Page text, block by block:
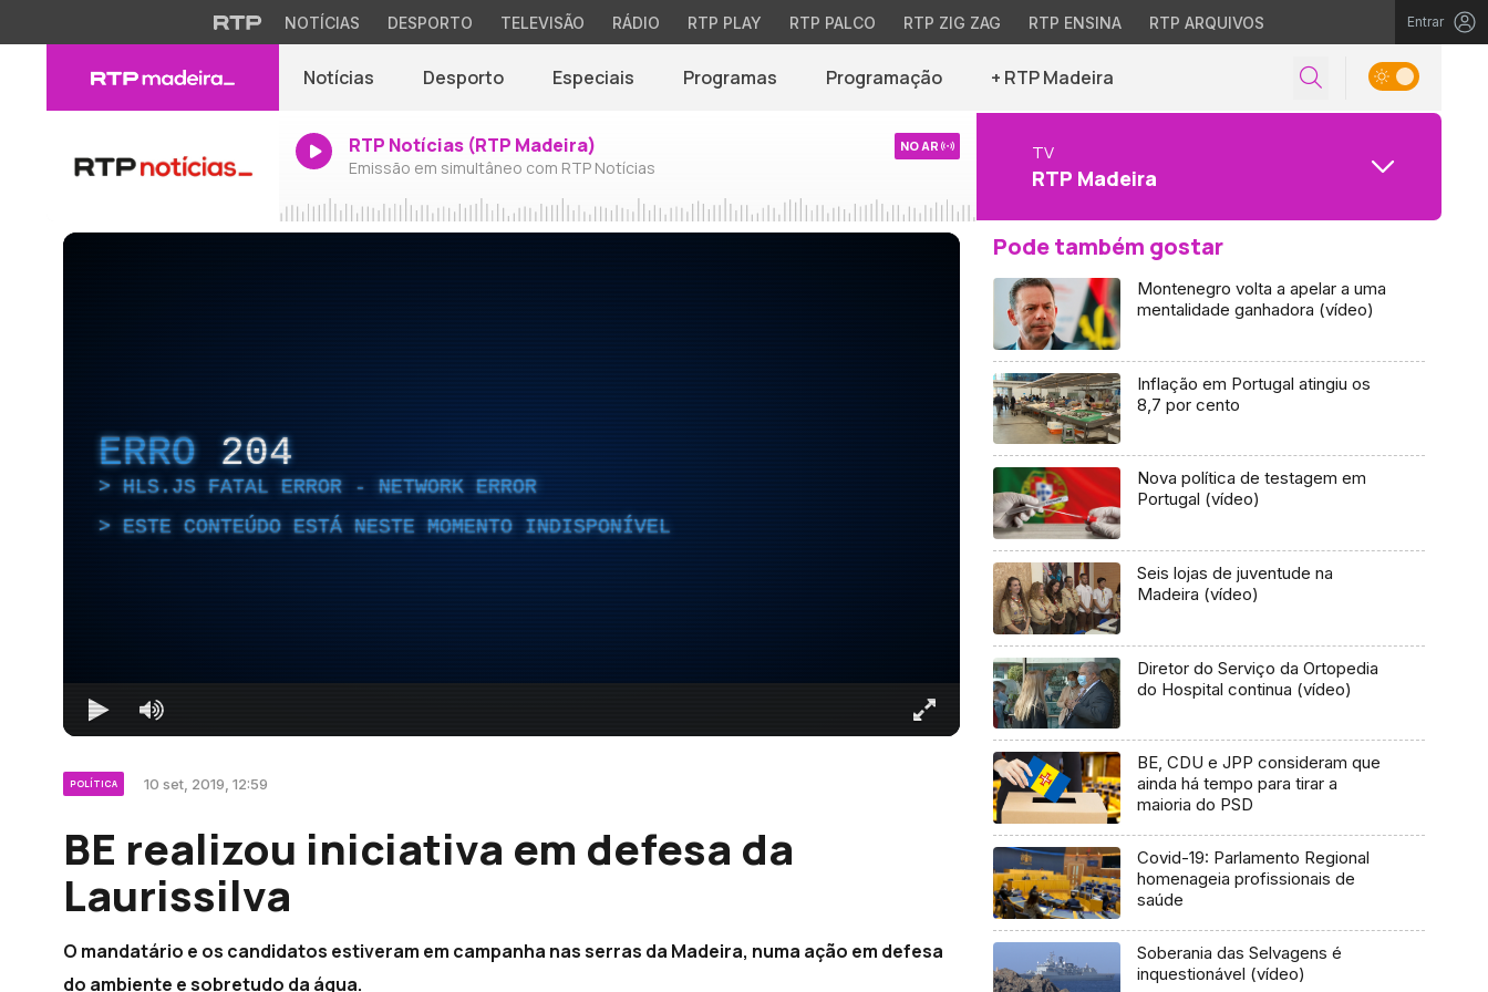
NOTÍCIAS DESPORTO TELEVISÃO RÁDIO RTP PLAY RTP PALCO RTP ZIG ZAG RTP ENSINA RTP ARQUIVOS Entrar
Notícias Desporto Especiais Programas Programação + RTP Madeira
RTP Notícias (RTP Madeira)
Emissão em simultâneo com RTP Notícias
NO AR TV
RTP Madeira
ERRO 204
HLS.JS FATAL ERROR - NETWORK ERROR
ESTE CONTEÚDO ESTÁ NESTE MOMENTO INDISPONÍVEL
POLÍTICA 10 set, 2019, 12:59
BE realizou iniciativa em defesa da
Laurissilva
O mandatário e os candidatos estiveram em campanha nas serras da Madeira, numa ação em defesa
do ambiente e sobretudo da água.
Pode também gostar
Montenegro volta a apelar a uma
mentalidade ganhadora (vídeo)
Inflação em Portugal atingiu os
8,7 por cento
Nova política de testagem em
Portugal (vídeo)
Seis lojas de juventude na
Madeira (vídeo)
Diretor do Serviço da Ortopedia
do Hospital continua (vídeo)
BE, CDU e JPP consideram que
ainda há tempo para tirar a
maioria do PSD
Covid-19: Parlamento Regional
homenageia profissionais de
saúde
Soberania das Selvagens é
inquestionável (vídeo)